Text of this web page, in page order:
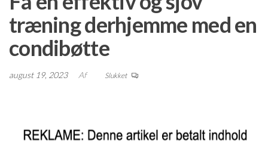
træning derhjemme med en
condibøtte
august 19, 2023 Af Slukket